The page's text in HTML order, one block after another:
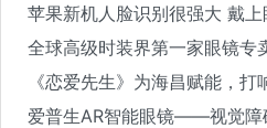
苹果新机人脸识别很强大 戴
爱普生AR智能眼镜——视觉障